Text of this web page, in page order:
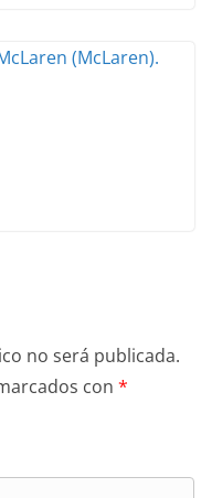
no será publicada.
con *